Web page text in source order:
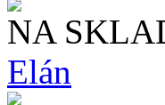
NA
Elán